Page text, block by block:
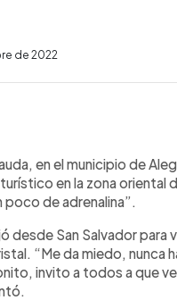
de 2022
en el municipio de
en la zona oriental
de adrenalina”.
desde San Salvador para
“Me da miedo, nunca
invito a todos a que